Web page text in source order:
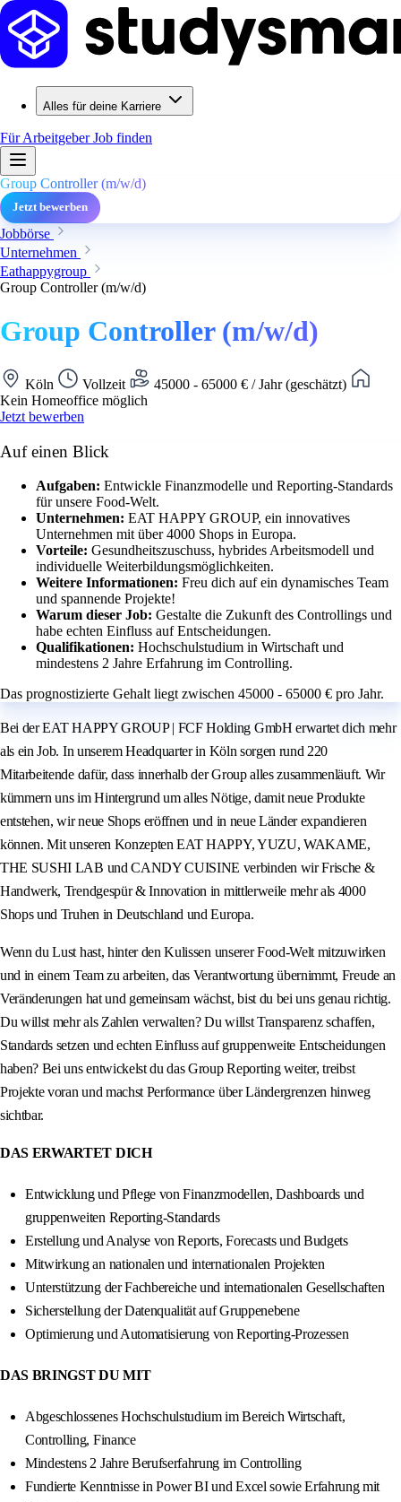
Alles für deine Karriere
Für ArbeitgeberJob finden
Group Controller (m/w/d)
Jetzt bewerben
Jobbörse
Unternehmen
Eathappygroup
Group Controller (m/w/d)
Group Controller (m/w/d)
Köln Vollzeit
45000 - 65000 € / Jahr (geschätzt)
Kein Homeoffice möglich
Jetzt bewerben
Auf einen Blick
Aufgaben: Entwickle Finanzmodelle und Reporting-Standards
für unsere Food-Welt.
Unternehmen: EAT HAPPY GROUP, ein innovatives
Unternehmen mit über 4000 Shops in Europa.
Vorteile: Gesundheitszuschuss, hybrides Arbeitsmodell und
individuelle Weiterbildungsmöglichkeiten.
Weitere Informationen: Freu dich auf ein dynamisches Team
und spannende Projekte!
Warum dieser Job: Gestalte die Zukunft des Controllings und
habe echten Einfluss auf Entscheidungen.
Qualifikationen: Hochschulstudium in Wirtschaft und
mindestens 2 Jahre Erfahrung im Controlling.
Das prognostizierte Gehalt liegt zwischen 45000 - 65000 € pro Jahr.
Bei der EAT HAPPY GROUP | FCF Holding GmbH erwartet dich mehr
als ein Job. In unserem Headquarter in Köln sorgen rund 220
Mitarbeitende dafür, dass innerhalb der Group alles zusammenläuft. Wir
kümmern uns im Hintergrund um alles Nötige, damit neue Produkte
entstehen, wir neue Shops eröffnen und in neue Länder expandieren
können. Mit unseren Konzepten EAT HAPPY, YUZU, WAKAME,
THE SUSHI LAB und CANDY CUISINE verbinden wir Frische &
Handwerk, Trendgespür & Innovation in mittlerweile mehr als 4000
Shops und Truhen in Deutschland und Europa.
Wenn du Lust hast, hinter den Kulissen unserer Food-Welt mitzuwirken
und in einem Team zu arbeiten, das Verantwortung übernimmt, Freude an
Veränderungen hat und gemeinsam wächst, bist du bei uns genau richtig.
Du willst mehr als Zahlen verwalten? Du willst Transparenz schaffen,
Standards setzen und echten Einfluss auf gruppenweite Entscheidungen
haben? Bei uns entwickelst du das Group Reporting weiter, treibst
Projekte voran und machst Performance über Ländergrenzen hinweg
sichtbar.
DAS ERWARTET DICH
Entwicklung und Pflege von Finanzmodellen, Dashboards und
gruppenweiten Reporting-Standards
Erstellung und Analyse von Reports, Forecasts und Budgets
Mitwirkung an nationalen und internationalen Projekten
Unterstützung der Fachbereiche und internationalen Gesellschaften
Sicherstellung der Datenqualität auf Gruppenebene
Optimierung und Automatisierung von Reporting-Prozessen
DAS BRINGST DU MIT
Abgeschlossenes Hochschulstudium im Bereich Wirtschaft,
Controlling, Finance
Mindestens 2 Jahre Berufserfahrung im Controlling
Fundierte Kenntnisse in Power BI und Excel sowie Erfahrung mit